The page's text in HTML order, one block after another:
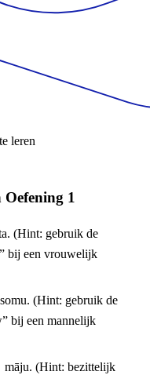
leren
1
(Hint: gebruik de
bij een vrouwelijk
somu. (Hint: gebruik de
bij een mannelijk
māju. (Hint: bezittelijk